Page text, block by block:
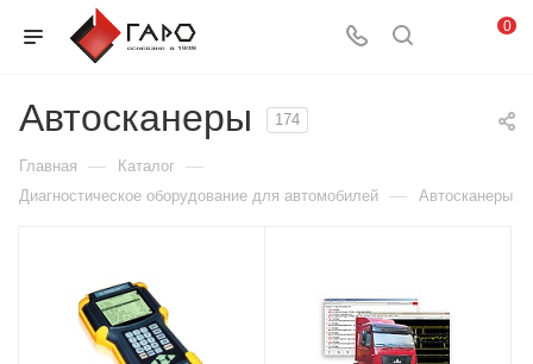
0
Автосканеры 174
Главная — Каталог —
Диагностическое оборудование для автомобилей — Автосканеры